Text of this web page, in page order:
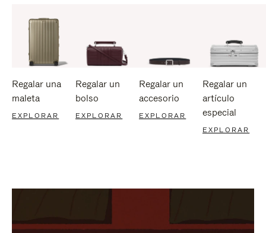
Regalar una
maleta
EXPLORAR
Regalar un
bolso
EXPLORAR
Regalar un
accesorio
EXPLORAR
Regalar un
artículo
especial
EXPLORAR